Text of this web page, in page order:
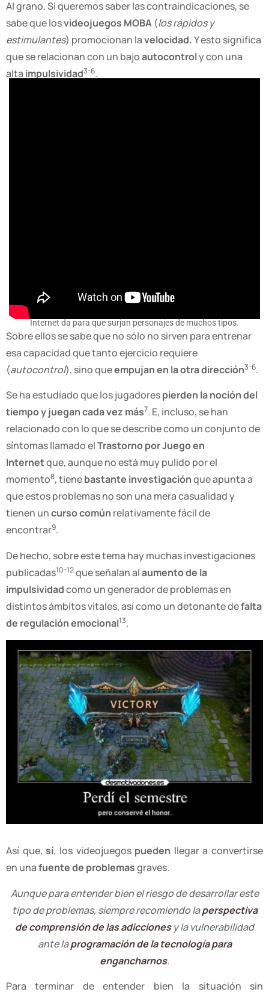
Al grano. Si queremos saber las contraindicaciones, se
sabe que losvideojuegos MOBA (los rápidos y
estimulantes) promocionan lavelocidad.Y esto significa
que se relacionan con un bajoautocontroly con una
alta impulsividad3-6.
Internet da para que surjan personajes de muchos tipos.
Sobre ellos se sabe que no sólo no sirven para entrenar
esa capacidad que tanto ejercicio requiere
(autocontrol), sino queempujan en la otra dirección3-6.
Se ha estudiado que los jugadorespierden la noción del
tiempo y juegan cada vez más7. E, incluso, se han
relacionado con lo que se describe como un conjunto de
síntomas llamado elTrastorno por Juego en
Internetque, aunque no está muy pulido por el
momento8, tienebastante investigaciónque apunta a
que estos problemas no son una mera casualidad y
tienen uncurso común relativamente fácil de
encontrar9.
De hecho, sobre este tema hay muchas investigaciones
publicadas10-12que señalan alaumento de la
impulsividadcomo un generador de problemas en
distintos ámbitos vitales, así como un detonante defalta
de regulación emocional13.
Así que, sí, los videojuegos pueden llegar a convertirse
en unafuente de problemasgraves.
Aunque para entender bien el riesgo de desarrollar este
tipo de problemas, siempre recomiendo laperspectiva
de comprensión de las adiccionesy la vulnerabilidad
ante laprogramación de la tecnología para
engancharnos.
Para terminar de entender bien la situación sin